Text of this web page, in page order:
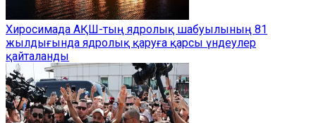
Хиросимада АҚШ-тың ядролық шабуылының 81
жылдығында ядролық қаруға қарсы үндеулер
қайталанды